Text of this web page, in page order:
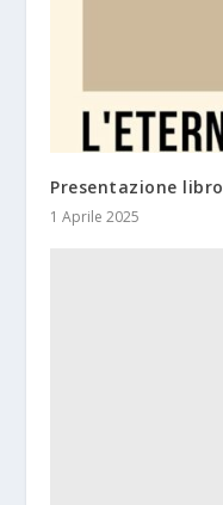
Presentazione libro
1 Aprile 2025